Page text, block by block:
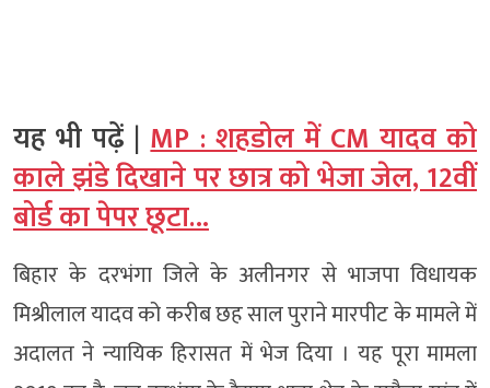
यह भी पढ़ें |MP : शहडोल में CM यादव को
काले झंडे दिखाने पर छात्र को भेजा जेल, 12वीं
बोर्ड का पेपर छूटा…
बिहार के दरभंगा जिले के अलीनगर से भाजपा विधायक
मिश्रीलाल यादव को करीब छह साल पुराने मारपीट के मामले में
अदालत ने न्यायिक हिरासत में भेज दिया । यह पूरा मामला